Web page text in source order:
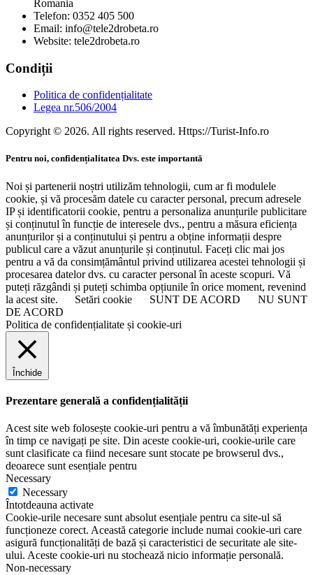
Romania
Telefon: 0352 405 500
Email: info@tele2drobeta.ro
Website: tele2drobeta.ro
Condiții
Politica de confidențialitate
Legea nr.506/2004
Copyright © 2026. All rights reserved. Https://Turist-Info.ro
Pentru noi, confidențialitatea Dvs. este importantă
Noi și partenerii noștri utilizăm tehnologii, cum ar fi modulele
cookie, și vă procesăm datele cu caracter personal, precum adresele
IP și identificatorii cookie, pentru a personaliza anunțurile publicitare
și conținutul în funcție de interesele dvs., pentru a măsura eficiența
anunțurilor și a conținutului și pentru a obține informații despre
publicul care a văzut anunțurile și conținutul. Faceți clic mai jos
pentru a vă da consimțământul privind utilizarea acestei tehnologii și
procesarea datelor dvs. cu caracter personal în aceste scopuri. Vă
puteți răzgândi și puteți schimba opțiunile în orice moment, revenind
la acest site.
Setări cookie SUNT DE ACORD
NU SUNT
DE ACORD
Politica de confidențialitate și cookie-uri
Închide
Prezentare generală a confidențialității
Acest site web folosește cookie-uri pentru a vă îmbunătăți experiența
în timp ce navigați pe site. Din aceste cookie-uri, cookie-urile care
sunt clasificate ca fiind necesare sunt stocate pe browserul dvs.,
deoarece sunt esențiale pentru
Necessary
Necessary
Întotdeauna activate
Cookie-urile necesare sunt absolut esențiale pentru ca site-ul să
funcționeze corect. Această categorie include numai cookie-uri care
asigură funcționalități de bază și caracteristici de securitate ale site-
ului. Aceste cookie-uri nu stochează nicio informație personală.
Non-necessary